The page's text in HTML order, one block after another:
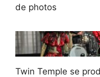
de photos
Twin Temple se